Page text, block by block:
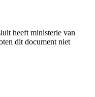
heeft ministerie van
dit document niet